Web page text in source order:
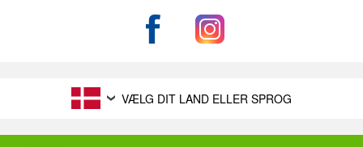
VÆLG DIT LAND ELLER SPROG